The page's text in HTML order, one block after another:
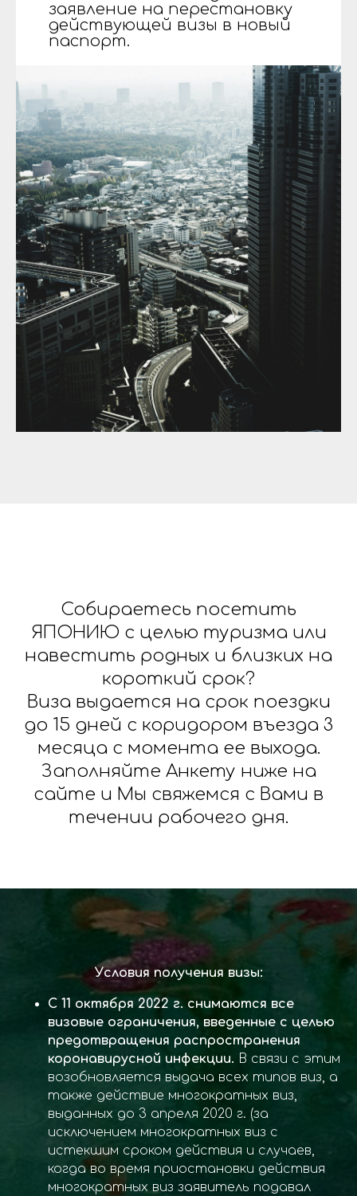
заявление на перестановку
действующей визы в новый
паспорт.
Собираетесь посетить
ЯПОНИЮ с целью туризма или
навестить родных и близких на
короткий срок?
Виза выдается на срок поездки
до 15 дней с коридором въезда 3
месяца с момента ее выхода.
Заполняйте Анкету ниже на
сайте и Мы свяжемся с Вами в
течении рабочего дня.
Условия получения визы:
С 11 октября 2022 г. снимаются все
визовые ограничения, введенные с целью
предотвращения распространения
коронавирусной инфекции. В связи с этим
возобновляется выдача всех типов виз, а
также действие многократных виз,
выданных до 3 апреля 2020 г. (за
исключением многократных виз с
истекшим сроком действия и случаев,
когда во время приостановки действия
многократных виз заявитель подавал